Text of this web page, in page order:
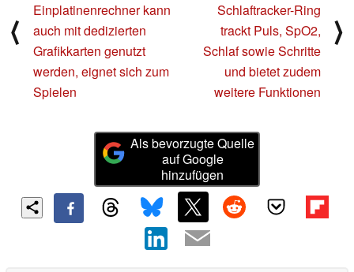
⟨
Einplatinenrechner kann
auch mit dedizierten
Grafikkarten genutzt
werden, eignet sich zum
Spielen
Schlaftracker-Ring
trackt Puls, SpO2,
Schlaf sowie Schritte
und bietet zudem
weitere Funktionen
⟩
Als bevorzugte Quelle
auf Google
hinzufügen